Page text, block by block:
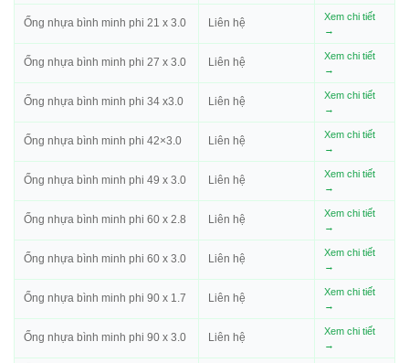
Ống nhựa bình minh phi 21 x 3.0 Liên hệ
Xem chi tiết
→
Ống nhựa bình minh phi 27 x 3.0 Liên hệ
Xem chi tiết
→
Ống nhựa bình minh phi 34 x3.0 Liên hệ
Xem chi tiết
→
Ống nhựa bình minh phi 42×3.0 Liên hệ
Xem chi tiết
→
Ống nhựa bình minh phi 49 x 3.0 Liên hệ
Xem chi tiết
→
Ống nhựa bình minh phi 60 x 2.8 Liên hệ
Xem chi tiết
→
Ống nhựa bình minh phi 60 x 3.0 Liên hệ
Xem chi tiết
→
Ống nhựa bình minh phi 90 x 1.7 Liên hệ
Xem chi tiết
→
Ống nhựa bình minh phi 90 x 3.0 Liên hệ
Xem chi tiết
→